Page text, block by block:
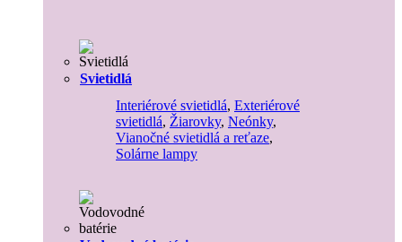
Svietidlá
Interiérové svietidlá, Exteriérové
svietidlá, Žiarovky, Neónky,
Vianočné svietidlá a reťaze,
Solárne lampy